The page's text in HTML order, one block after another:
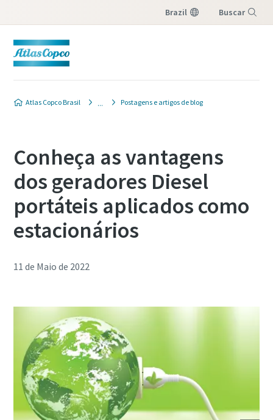
Brazil Buscar
Atlas Copco Brasil Postagens e artigos de blog
Conheça as vantagens
dos geradores Diesel
portáteis aplicados como
estacionários
11 de Maio de 2022